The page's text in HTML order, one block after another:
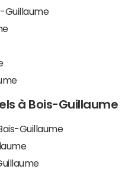
Guillaume
à Bois-Guillaume
Guillaume